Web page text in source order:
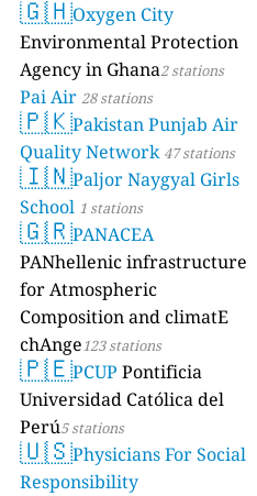
🇬🇭Oxygen City
Environmental Protection
Agency in Ghana2 stations
Pai Air 28 stations
🇵🇰Pakistan Punjab Air
Quality Network 47 stations
🇮🇳Paljor Naygyal Girls
School 1 stations
🇬🇷PANACEA
PANhellenic infrastructure
for Atmospheric
Composition and climatE
chAnge123 stations
🇵🇪PCUP Pontificia
Universidad Católica del
Perú5 stations
🇺🇸Physicians For Social
Responsibility